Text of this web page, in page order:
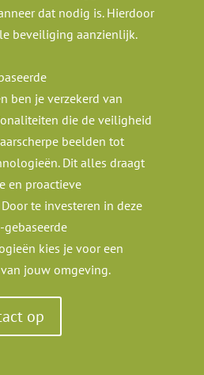
dat nodig is. Hierdoor
beveiliging aanzienlijk.
ben je verzekerd van
die de veiligheid
beelden tot
Dit alles draagt
en proactieve
te investeren in deze
kies je voor een
jouw omgeving.
op